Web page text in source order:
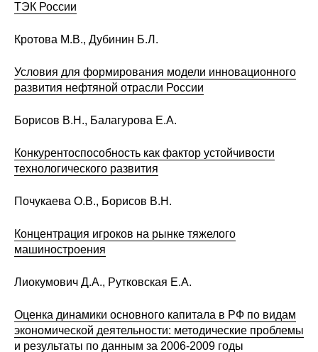
Выпуски
Редакционная этика
Стандарты оформления
Семинары
Энергетический семинар
ЦДУ
Отрасли и регионы
ТЭК России
Кротова М.В., Дубинин Б.Л.
Условия для формирования модели инновационного
развития нефтяной отрасли России
Борисов В.Н., Балагурова Е.А.
Конкурентоспособность как фактор устойчивости
технологического развития
Почукаева О.В., Борисов В.Н.
Концентрация игроков на рынке тяжелого
машиностроения
Лиокумович Д.А., Рутковская Е.А.
Оценка динамики основного капитала в РФ по видам
экономической деятельности: методические проблемы
и результаты по данным за 2006-2009 годы